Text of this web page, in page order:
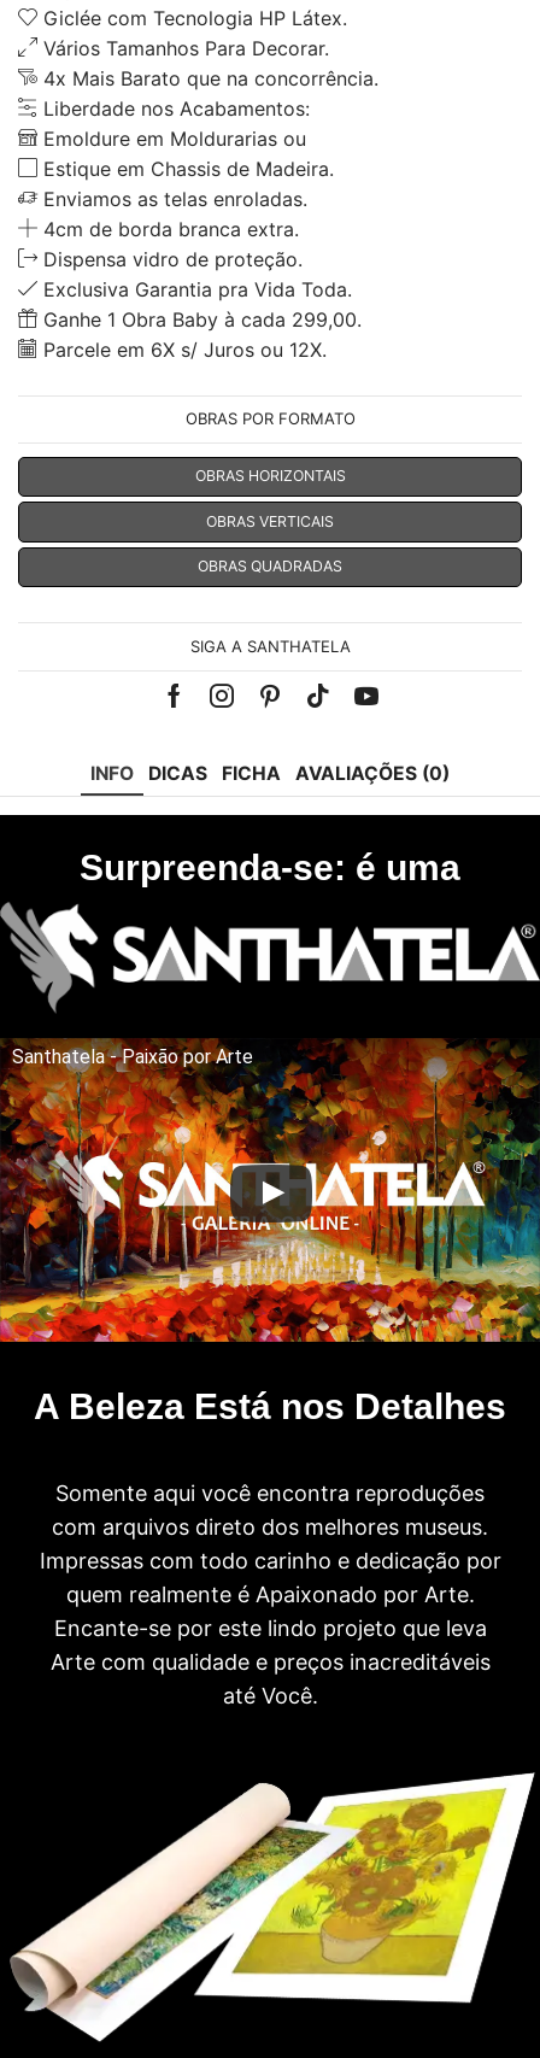
Giclée com Tecnologia HP Látex.
Vários Tamanhos Para Decorar.
4x Mais Barato que na concorrência.
Liberdade nos Acabamentos:
Emoldure em Moldurarias ou
Estique em Chassis de Madeira.
Enviamos as telas enroladas.
4cm de borda branca extra.
Dispensa vidro de proteção.
Exclusiva Garantia pra Vida Toda.
Ganhe 1 Obra Baby à cada 299,00.
Parcele em 6X s/ Juros ou 12X.
OBRAS POR FORMATO
OBRAS HORIZONTAIS
OBRAS VERTICAIS
OBRAS QUADRADAS
SIGA A SANTHATELA
FacebookInstagramPinterest
Tik-Youtube
INFO DICAS FICHA AVALIAÇÕES (0)
Surpreenda-se: é uma
Santhatela - Paixão por Arte
A Beleza Está nos Detalhes
Somente aqui você encontra reproduções
com arquivos direto dos melhores museus.
Impressas com todo carinho e dedicação por
quem realmente é Apaixonado por Arte.
Encante-se por este lindo projeto que leva
Arte com qualidade e preços inacreditáveis
até Você.